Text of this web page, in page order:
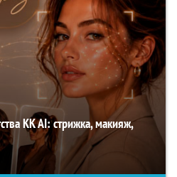
KK AI: стрижка, макияж,